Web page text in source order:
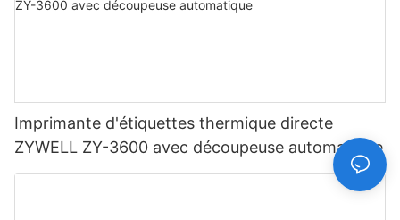
Imprimante d'étiquettes thermique directe
ZYWELL ZY-3600 avec découpeuse automatique